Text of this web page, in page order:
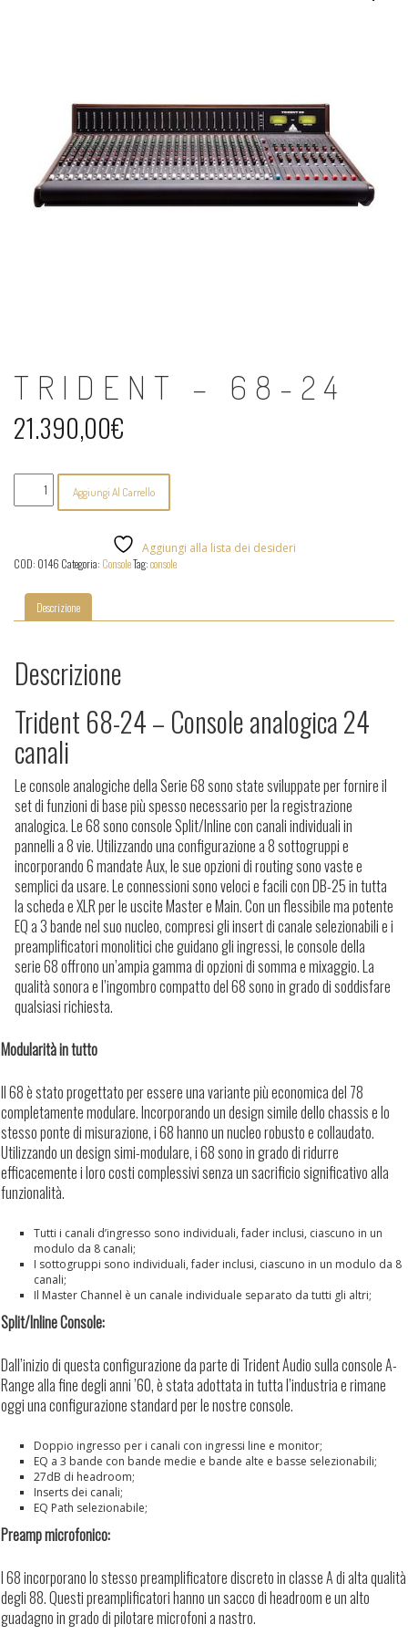
TRIDENT – 68-24
21.390,00€
68-
Aggiungi Al Carrello
Aggiungi alla lista dei desideri
COD: 0146 Categoria: ConsoleTag:console
Descrizione
Descrizione
Trident 68-24 – Console analogica 24
canali
Le console analogiche della Serie 68 sono state sviluppate per fornire il
set di funzioni di base più spesso necessario per la registrazione
analogica. Le 68 sono console Split/lnline con canali individuali in
pannelli a 8 vie. Utilizzando una configurazione a 8 sottogruppi e
incorporando 6 mandate Aux, le sue opzioni di routing sono vaste e
semplici da usare. Le connessioni sono veloci e facili con DB-25 in tutta
la scheda e XLR per le uscite Master e Main. Con un flessibile ma potente
EQ a 3 bande nel suo nucleo, compresi gli insert di canale selezionabili e i
preamplificatori monolitici che guidano gli ingressi, le console della
serie 68 offrono un’ampia gamma di opzioni di somma e mixaggio. La
qualità sonora e l’ingombro compatto del 68 sono in grado di soddisfare
qualsiasi richiesta.
Modularità in tutto
Il 68 è stato progettato per essere una variante più economica del 78
completamente modulare. Incorporando un design simile dello chassis e lo
stesso ponte di misurazione, i 68 hanno un nucleo robusto e collaudato.
Utilizzando un design simi-modulare, i 68 sono in grado di ridurre
efficacemente i loro costi complessivi senza un sacrificio significativo alla
funzionalità.
Tutti i canali d’ingresso sono individuali, fader inclusi, ciascuno in un
modulo da 8 canali;
I sottogruppi sono individuali, fader inclusi, ciascuno in un modulo da 8
canali;
Il Master Channel è un canale individuale separato da tutti gli altri;
Split/Inline Console:
Dall’inizio di questa configurazione da parte di Trident Audio sulla console A-
Range alla fine degli anni ’60, è stata adottata in tutta l’industria e rimane
oggi una configurazione standard per le nostre console.
Doppio ingresso per i canali con ingressi line e monitor;
EQ a 3 bande con bande medie e bande alte e basse selezionabili;
27dB di headroom;
Inserts dei canali;
EQ Path selezionabile;
Preamp microfonico:
I 68 incorporano lo stesso preamplificatore discreto in classe A di alta qualità
degli 88. Questi preamplificatori hanno un sacco di headroom e un alto
guadagno in grado di pilotare microfoni a nastro.